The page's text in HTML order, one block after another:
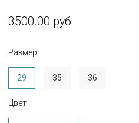
3500.00 руб
Размер
29 35 36
Цвет